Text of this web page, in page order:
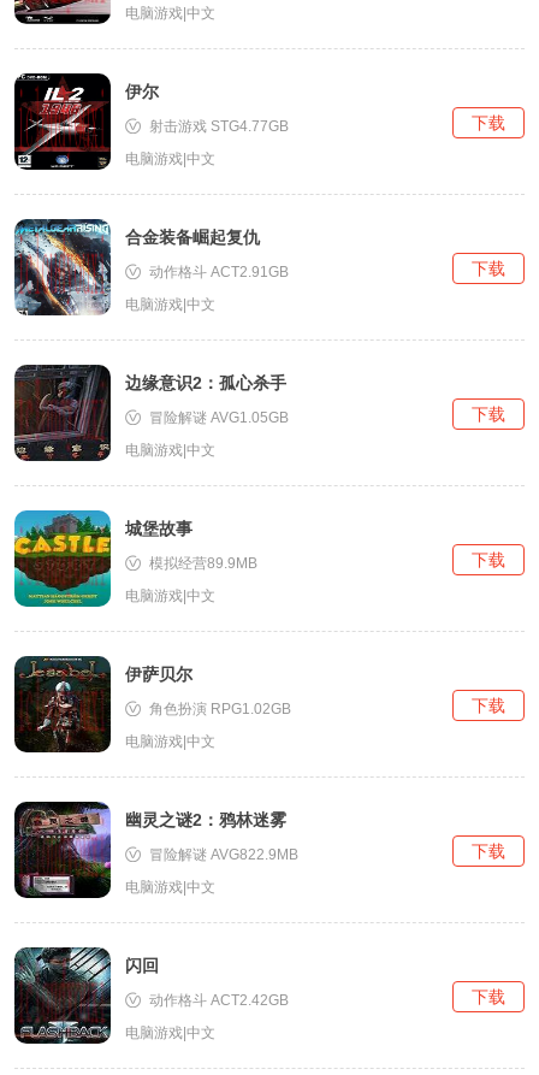
电脑游戏|中文
伊尔
射击游戏 STG4.77GB
电脑游戏|中文
下载
合金装备崛起复仇
动作格斗 ACT2.91GB
电脑游戏|中文
下载
边缘意识2：孤心杀手
冒险解谜 AVG1.05GB
电脑游戏|中文
下载
城堡故事
模拟经营89.9MB
电脑游戏|中文
下载
伊萨贝尔
角色扮演 RPG1.02GB
电脑游戏|中文
下载
幽灵之谜2：鸦林迷雾
冒险解谜 AVG822.9MB
电脑游戏|中文
下载
闪回
动作格斗 ACT2.42GB
电脑游戏|中文
下载